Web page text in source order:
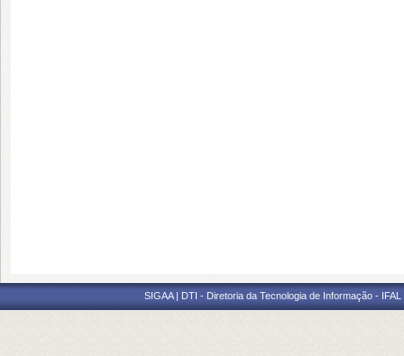
SIGAA | DTI - Diretoria da Tecnologia de Informação -